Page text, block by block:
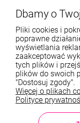
Sklep: StaloweLOVE,
podkarpackie,
Dbamy o
Pliki cookies i
poprawne
wyświetlania
zaakceptować
tych plików i
plików do swoich
"Dostosuj zgody".
Więcej o plikach
Polityce